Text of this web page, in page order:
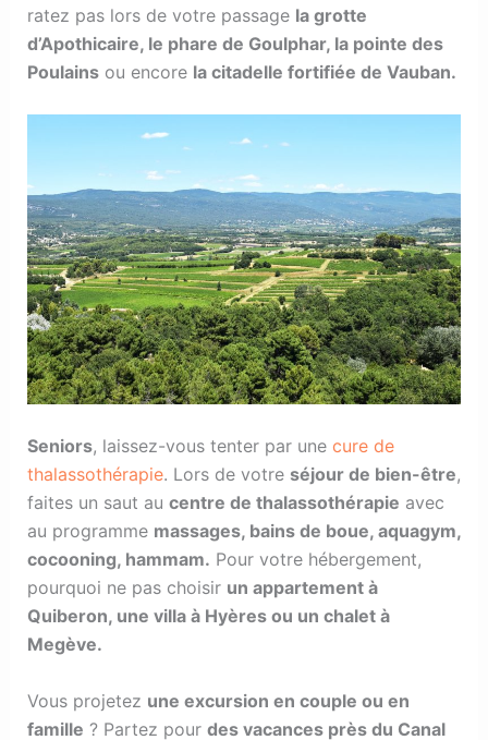
ratez pas lors de votre passage la grotte
d’Apothicaire, le phare de Goulphar, la pointe des
Poulainsou encore la citadelle fortifiée de Vauban.
Seniors, laissez-vous tenter par une cure de
thalassothérapie. Lors de votre séjour de bien-être,
faites un saut au centre de thalassothérapie avec
au programme massages, bains de boue, aquagym,
cocooning, hammam. Pour votre hébergement,
pourquoi ne pas choisir un appartement à
Quiberon, une villa à Hyères ou un chalet à
Megève.
Vous projetez une excursion en couple ou en
famille ? Partez pour des vacances près du Canal